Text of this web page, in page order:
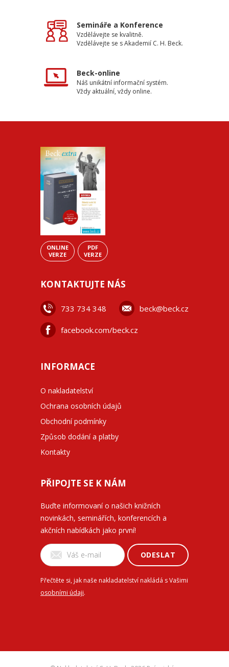
Semináře a Konference
Vzdělávejte se kvalitně.
Vzdělávejte se s Akademií C. H. Beck.
Beck-online
Náš unikátní informační systém.
Vždy aktuální, vždy online.
ONLINE
VERZE
PDF
VERZE
KONTAKTUJTE NÁS
733 734 348 beck@beck.cz
facebook.com/beck.cz
INFORMACE
O nakladatelství
Ochrana osobních údajů
Obchodní podmínky
Způsob dodání a platby
Kontakty
PŘIPOJTE SE K NÁM
Buďte informovaní o našich knižních
novinkách, seminářích, konferencích a
akčních nabídkách jako první!
ODESLAT
Přečtěte si, jak naše nakladatelství nakládá s Vašimi
osobními údaji.